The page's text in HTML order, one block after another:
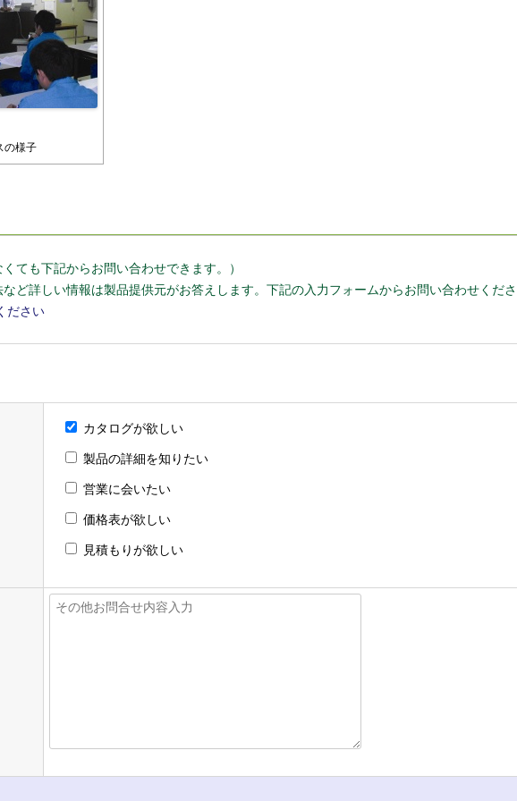
の様子
ても下記からお問い合わせできます。）
ど詳しい情報は製品提供元がお答えします。下記の入力フォームからお問い合わせくだ
ださい
カタログが欲しい
製品の詳細を知りたい
営業に会いたい
価格表が欲しい
見積もりが欲しい